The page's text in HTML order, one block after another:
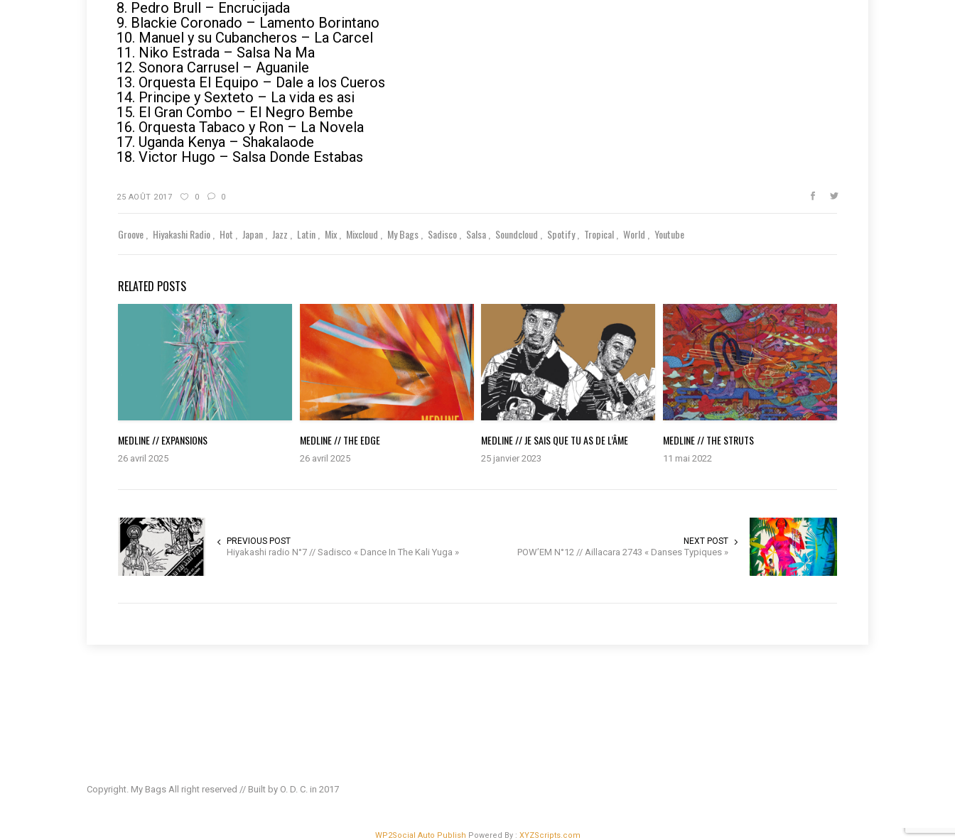
8. Pedro Brull – Encrucijada
9. Blackie Coronado – Lamento Borintano
10. Manuel y su Cubancheros – La Carcel
11. Niko Estrada – Salsa Na Ma
12. Sonora Carrusel – Aguanile
13. Orquesta El Equipo – Dale a los Cueros
14. Principe y Sexteto – La vida es asi
15. El Gran Combo – El Negro Bembe
16. Orquesta Tabaco y Ron – La Novela
17. Uganda Kenya – Shakalaode
18. Victor Hugo – Salsa Donde Estabas
25 AOÛT 2017 0 0
Groove Hiyakashi Radio Hot Japan Jazz Latin Mix Mixcloud My Bags Sadisco Salsa Soundcloud Spotify Tropical World Youtube
RELATED POSTS
MEDLINE // EXPANSIONS
26 avril 2025
MEDLINE // THE EDGE
26 avril 2025
MEDLINE // JE SAIS QUE TU AS DE L’ÂME
25 janvier 2023
MEDLINE // THE STRUTS
11 mai 2022
PREVIOUS POST
Hiyakashi radio N°7 // Sadisco « Dance In The Kali Yuga »
NEXT POST
POW’EM N°12 // Aillacara 2743 « Danses Typiques »
Copyright. My Bags All right reserved // Built by O. D. C. in 2017
WP2Social Auto Publish Powered By : XYZScripts.com